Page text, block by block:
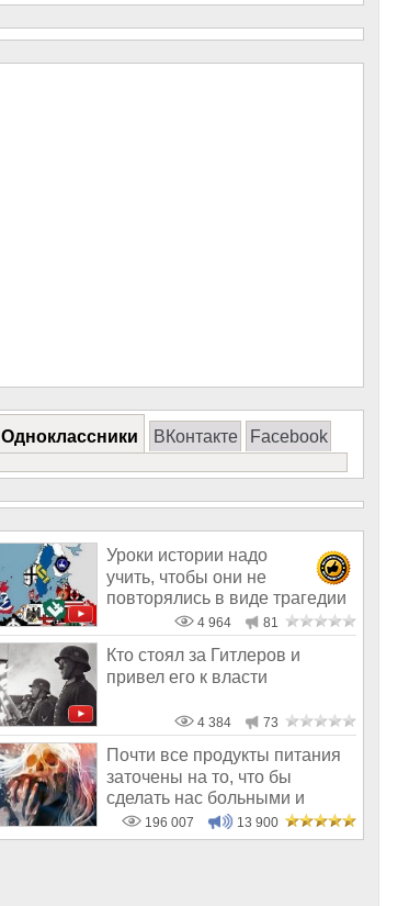
Одноклассники ВКонтакте Facebook
Уроки истории надо
учить, чтобы они не
повторялись в виде трагедии
4 964 81
Кто стоял за Гитлеров и
привел его к власти
4 384 73
Почти все продукты питания
заточены на то, что бы
сделать нас больными и
бесплодным
196 007 13 900